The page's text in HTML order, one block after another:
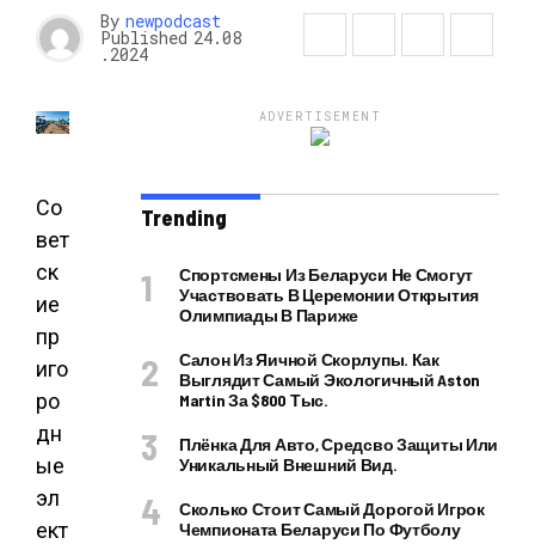
By newpodcast
Published 24.08
.2024
Со
вет
ск
ие
пр
иго
ро
дн
ые
эл
ект
ADVERTISEMENT
Trending
Спортсмены Из Беларуси Не Смогут
Участвовать В Церемонии Открытия
Олимпиады В Париже
Салон Из Яичной Скорлупы. Как
Выглядит Самый Экологичный Aston
Martin За $800 Тыс.
Плёнка Для Авто, Средсво Защиты Или
Уникальный Внешний Вид.
Сколько Стоит Самый Дорогой Игрок
Чемпионата Беларуси По Футболу